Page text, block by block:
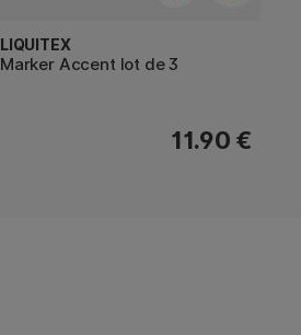
LIQUITEX
Marker Accent lot de 3
11.90 €